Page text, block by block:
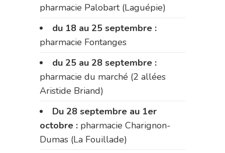
pharmacie Palobart (Laguépie)
du 18 au 25 septembre :
pharmacie Fontanges
du 25 au 28 septembre :
pharmacie du marché (2 allées
Aristide Briand)
Du 28 septembre au 1er
octobre : pharmacie Charignon-
Dumas (La Fouillade)